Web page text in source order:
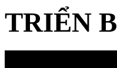
TRIỂN